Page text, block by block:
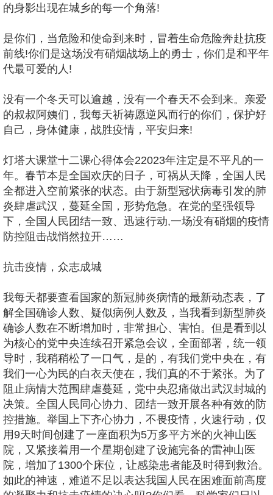
的身影出现在城乡的每一个角落!
是你们，当危险和使命到来时，冒着生命危险奔赴抗疫
前线!你们是这场没有硝烟战场上的勇士，你们是和平年
代最可爱的人!
没有一个冬天可以逾越，没有一个春天不会到来。亲爱
的叔叔阿姨们，我每天祈祷愿逆风而行的你们，保护好
自己，身体健康，战胜疫情，平安归来!
灯塔大课堂十二课心得体会22023年注定是不平凡的一
年。春节本是全国欢庆的日子，可祸从天降，全国人民
全都进入空前紧张的状态。由于新型冠状病毒引发的肺
炎肆虐武汉，蔓延全国，形势危急。在党的坚强领导
下，全国人民团结一致、迅速行动,一场没有硝烟的疫情
防控阻击战悄然拉开……
抗击疫情，众志成城
我每天都要查看国家的新冠肺炎病情的最新动态表，了
解全国确诊人数、疑似病例人数及，当我看到新型肺炎
确诊人数在不断增加时，非常担心、害怕。但是看到以
为核心的党中央连续召开紧急会议，全面部署，统一领
导时，我稍稍松了一口气，是的，有我们党中央在，有
我们一心为民的白衣天使在，我们真的不于紧张。为了
阻止病情大范围肆虐蔓延，党中央忍痛做出武汉封城的
决策。全国人民同心协力、团结一致开展各种有效的防
控措施。举国上下齐心协力，不畏疫情，火速行动，仅
用9天时间创建了一座面积为5万多平方米的火神山医
院，又紧接着用一个星期创建了设施完备的雷神山医
院，增加了1300个床位，让感染患者能及时得到救治。
如此的神速，难道不足以表达我国人民在困难面前高度